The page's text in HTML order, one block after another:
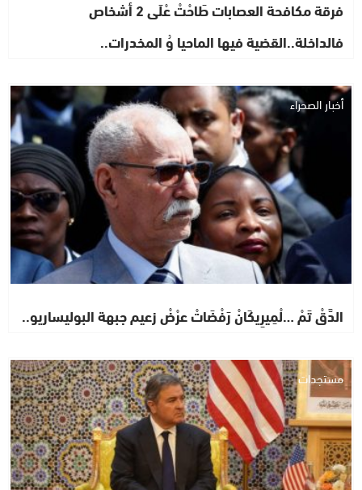
فرقة مكافحة العصابات طَاحْتْ عْلَى 2 أشخاص
فالداخلة..القضية فيها الماحيا وُ المخدرات..
أخبار الصحراء
الدَّقْ تَمْ …لْمِيرِيكَانْ رَفْضَاتْ عرْضْ زعيم جبهة البوليساريو..
مستجدات